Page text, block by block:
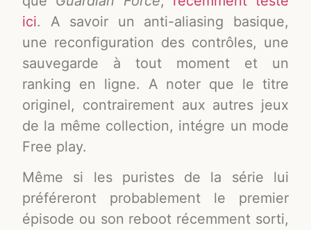
ici. A savoir un anti-aliasing basique,
une reconfiguration des contrôles, une
sauvegarde à tout moment et un
ranking en ligne. A noter que le titre
originel, contrairement aux autres jeux
de la même collection, intégre un mode
Free play.
Même si les puristes de la série lui
préféreront probablement le premier
épisode ou son reboot récemment sorti,